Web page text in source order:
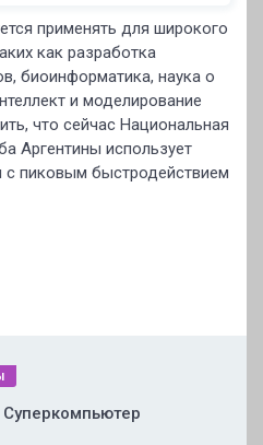
применять для широкого
как разработка
биоинформатика, наука о
и моделирование
что сейчас Национальная
Аргентины использует
с пиковым быстродействием
Суперкомпьютер